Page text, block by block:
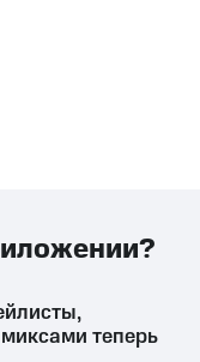
теперь